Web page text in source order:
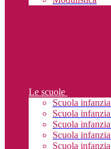
Le scuole
Scuola
Scuola
Scuola
Scuola
Scuola